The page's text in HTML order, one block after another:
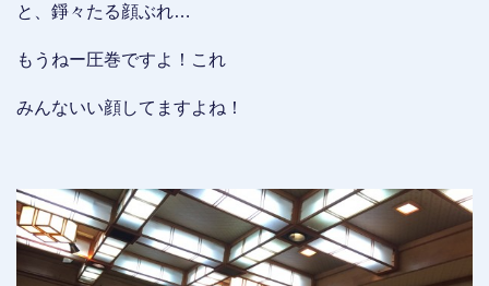
と、錚々たる顔ぶれ…
もうねー圧巻ですよ！これ
みんないい顔してますよね！